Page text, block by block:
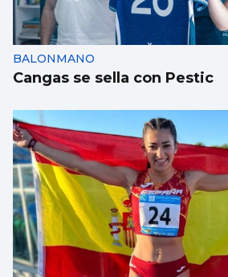
BALONMANO
Cangas se sella con Pestic